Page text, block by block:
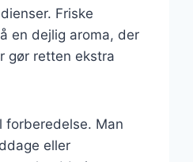
Friske
en dejlig aroma, der
gør retten ekstra
forberedelse. Man
eller